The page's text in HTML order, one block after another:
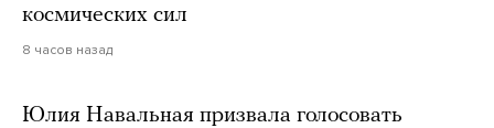
космических сил
8 часов назад
Юлия Навальная призвала голосовать